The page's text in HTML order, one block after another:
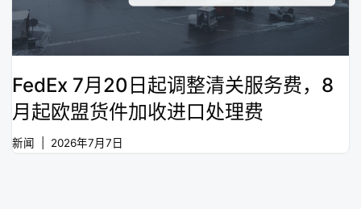
FedEx 7月20日起调整清关服务费，8
月起欧盟货件加收进口处理费
新闻 2026年7月7日